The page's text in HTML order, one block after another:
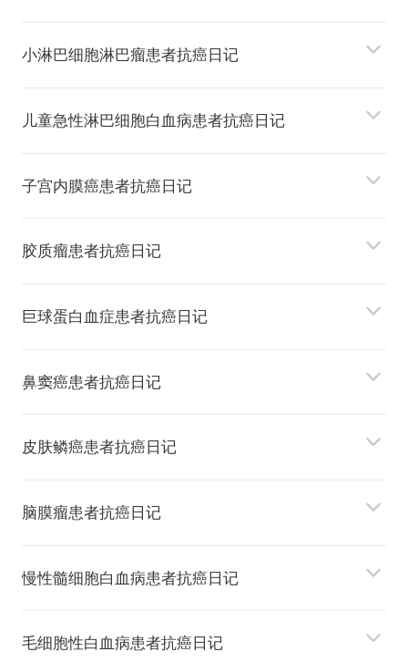
⼩淋巴细胞淋巴瘤患者抗癌日记
⼉童急性淋巴细胞⽩⾎病患者抗癌日记
⼦宫内膜癌患者抗癌日记
胶质瘤患者抗癌日记
巨球蛋⽩⾎症患者抗癌日记
⿐窦癌患者抗癌日记
⽪肤鳞癌患者抗癌日记
脑膜瘤患者抗癌日记
慢性髓细胞⽩⾎病患者抗癌日记
⽑细胞性⽩⾎病患者抗癌日记